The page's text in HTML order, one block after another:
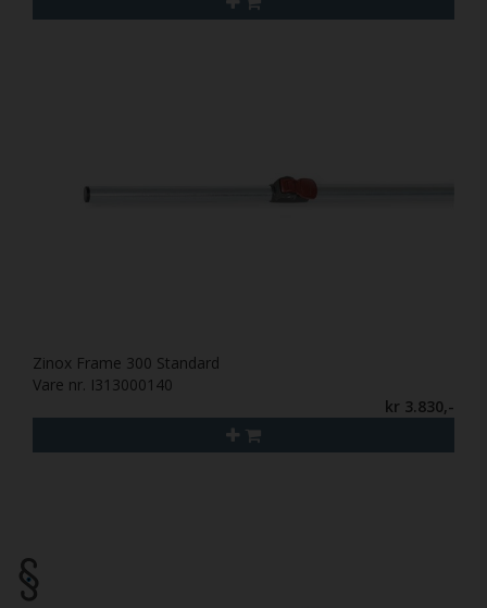
Zinox Frame 300 Standard
Vare nr. I313000140
kr 3.830,-